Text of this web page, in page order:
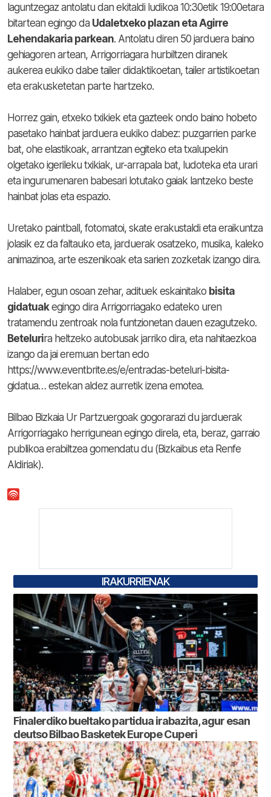
laguntzegaz antolatu dan ekitaldi ludikoa 10:30etik 19:00etara
bitartean egingo da Udaletxeko plazan eta Agirre
Lehendakaria parkean. Antolatu diren 50 jarduera baino
gehiagoren artean, Arrigorriagara hurbiltzen diranek
aukerea eukiko dabe tailer didaktikoetan, tailer artistikoetan
eta erakusketetan parte hartzeko.
Horrez gain, etxeko txikiek eta gazteek ondo baino hobeto
pasetako hainbat jarduera eukiko dabez: puzgarrien parke
bat, ohe elastikoak, arrantzan egiteko eta txalupekin
olgetako igerileku txikiak, ur-arrapala bat, ludoteka eta urari
eta ingurumenaren babesari lotutako gaiak lantzeko beste
hainbat jolas eta espazio.
Uretako paintball, fotomatoi, skate erakustaldi eta eraikuntza
jolasik ez da faltauko eta, jarduerak osatzeko, musika, kaleko
animazinoa, arte eszenikoak eta sarien zozketak izango dira.
Halaber, egun osoan zehar, adituek eskainitako bisita
gidatuakegingo dira Arrigorriagako edateko uren
tratamendu zentroak nola funtzionetan dauen ezagutzeko.
Betelurira heltzeko autobusak jarriko dira, eta nahitaezkoa
izango da jai eremuan bertan edo
https://www.eventbrite.es/e/entradas-beteluri-bisita-
gidatua… estekan aldez aurretik izena emotea.
Bilbao Bizkaia Ur Partzuergoak gogorarazi du jarduerak
Arrigorriagako herrigunean egingo direla, eta, beraz, garraio
publikoa erabiltzea gomendatu du (Bizkaibus eta Renfe
Aldiriak).
IRAKURRIENAK
Finalerdiko bueltako partidua irabazita, agur esan
deutso Bilbao Basketek Europe Cuperi